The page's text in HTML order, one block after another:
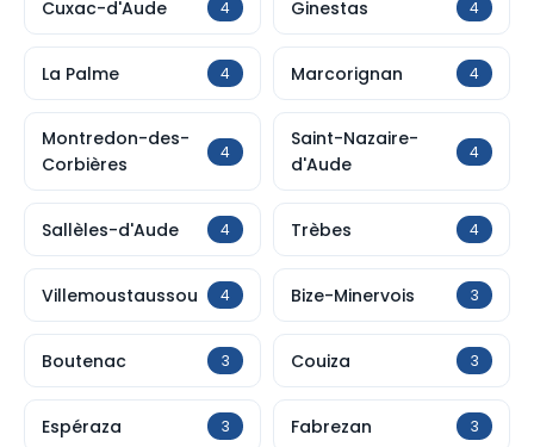
Cuxac-d'Aude 4 Ginestas 4
La Palme 4 Marcorignan 4
Montredon-des-
Corbières
4
Saint-Nazaire-
d'Aude
4
Sallèles-d'Aude 4 Trèbes 4
Villemoustaussou 4 Bize-Minervois 3
Boutenac 3 Couiza 3
Espéraza 3 Fabrezan 3